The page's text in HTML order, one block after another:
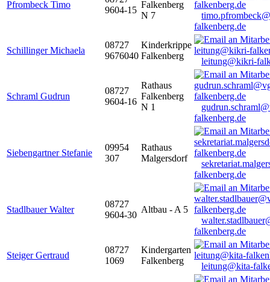
Pfrombeck Timo
9604-15
Falkenberg
N 7
falkenberg.de
Schillinger Michaela
08727
9676040
Kinderkrippe
Falkenberg
leitung@kikri-
Schraml Gudrun
08727
9604-16
Rathaus
Falkenberg
N 1
falkenberg.de
Siebengartner Stefanie
09954
307
Rathaus
Malgersdorf
falkenberg.de
Stadlbauer Walter
08727
9604-30
Altbau - A 5
falkenberg.de
Steiger Gertraud
08727
1069
Kindergarten
Falkenberg
leitung@kita-